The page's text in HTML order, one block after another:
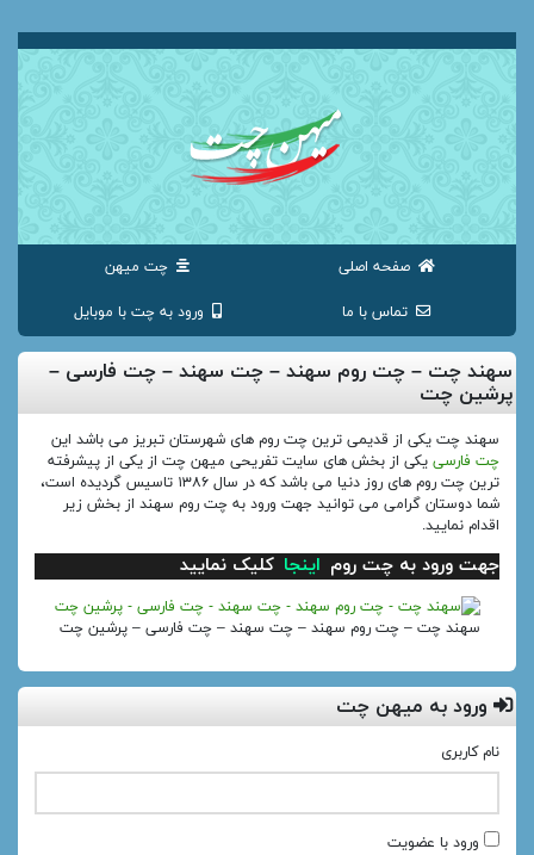
صفحه اصلی چت میهن
تماس با ما ورود به چت با موبایل
ورود به میهن چت
نام کاربری
ورود با عضویت
سهند چت – چت روم سهند – چت سهند – چت فارسی –
پرشین چت
سهند چت یکی از قدیمی ترین چت روم های شهرستان تبریز می باشد این
چت فارسییکی از بخش های سایت تفریحی میهن چت از یکی از پیشرفته
ترین چت روم های روز دنیا می باشد که در سال ۱۳۸۶ تاسیس گردیده است،
شما دوستان گرامی می توانید جهت ورود به چت روم سهند از بخش زیر
اقدام نمایید.
جهت ورود به چت روم اینجا کلیک نمایید
سهند چت – چت روم سهند – چت سهند – چت فارسی – پرشین چت